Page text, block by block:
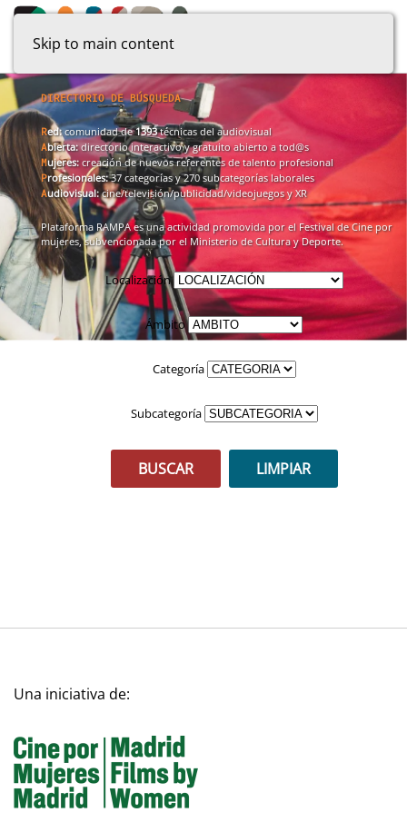
Skip to main content
DIRECTORIO DE BÚSQUEDA
Red:comunidad de1393técnicas del audiovisual
Abierta:directorio interactivo y gratuito abierto a tod@s
Mujeres:creación de nuevos referentes de talento profesional
Profesionales:37 categorías y 270 subcategorías laborales
Audiovisual:cine/televisión/publicidad/videojuegos y XR
Plataforma RAMPA es una actividad promovida por el Festival de Cine por
mujeres, subvencionada por el Ministerio de Cultura y Deporte.
Localización
Ámbito
Categoría
Subcategoría
BUSCAR LIMPIAR
Una iniciativa de: